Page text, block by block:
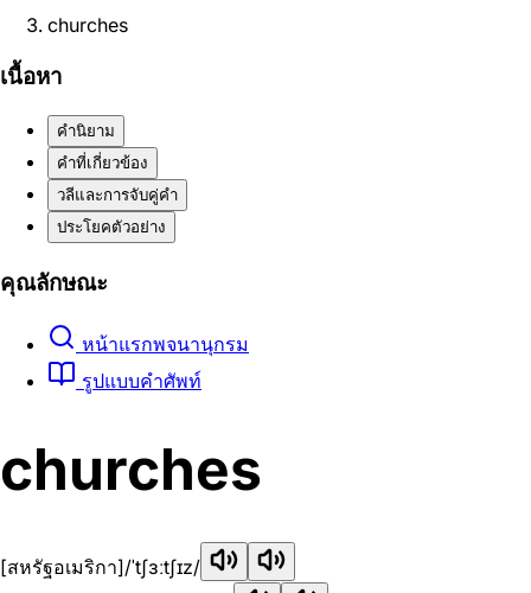
churches
เนื้อหา
คำนิยาม
คำที่เกี่ยวข้อง
วลีและการจับคู่คำ
ประโยคตัวอย่าง
คุณลักษณะ
หน้าแรกพจนานุกรม
รูปแบบคำศัพท์
churches
[สหรัฐอเมริกา]/ˈtʃɜːtʃɪz/